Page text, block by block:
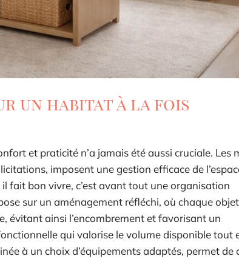
un habitat à la fois
et praticité n’a jamais été aussi cruciale. Les
imposent une gestion efficace de
fait bon vivre, c’est avant tout une organisation
sur un aménagement réfléchi, où chaque objet
évitant ainsi l’encombrement et favorisant un
qui valorise le volume disponible tout
à un choix d’équipements adaptés, permet de